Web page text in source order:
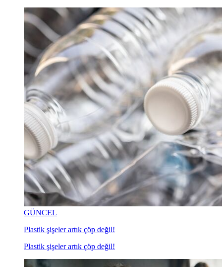
GÜNCEL
Plastik şişeler artık çöp değil!
Plastik şişeler artık çöp değil!